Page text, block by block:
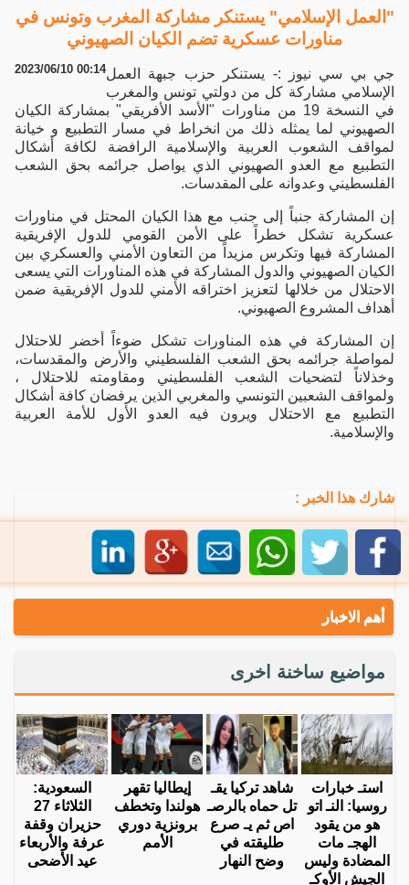
"العمل الإسلامي" يستنكر مشاركة المغرب وتونس في
مناورات عسكرية تضم الكيان الصهيوني
2023/06/10 00:14جي بي سي نيوز :- يستنكر حزب جبهة العمل
الإسلامي مشاركة كل من دولتي تونس والمغرب
في النسخة 19 من مناورات "الأسد الأفريقي" بمشاركة الكيان
الصهيوني لما يمثله ذلك من انخراط في مسار التطبيع و خيانة
لمواقف الشعوب العربية والإسلامية ‏الرافضة لكافة أشكال
التطبيع مع العدو الصهيوني الذي يواصل جرائمه بحق الشعب
الفلسطيني وعدوانه على المقدسات.
إن المشاركة جنباً إلى جنب مع هذا الكيان المحتل في مناورات
عسكرية تشكل خطراً على الأمن القومي للدول الإفريقية
المشاركة فيها وتكرس مزيداً من التعاون الأمني والعسكري بين
الكيان الصهيوني والدول المشاركة في هذه المناورات التي يسعى
الاحتلال من خلالها لتعزيز اختراقه الأمني للدول الإفريقية ضمن
أهداف المشروع الصهيوني.
إن المشاركة في هذه المناورات تشكل ضوءاً أخضر للاحتلال
لمواصلة جرائمه بحق الشعب الفلسطيني والأرض والمقدسات،
وخذلاناً لتضحيات الشعب الفلسطيني ومقاومته للاحتلال ،
ولمواقف الشعبين التونسي والمغربي الذين يرفضان كافة أشكال
التطبيع مع الاحتلال ويرون فيه العدو الأول للأمة العربية
والإسلامية.
شارك هذا الخبر :
أهم الاخبار
مواضيع ساخنة اخرى
استـ خبارات
روسيا: النـ اتو
هو من يقود
الهجـ مات
المضادة وليس
الجيش الأوكـ
شاهد تركيا يقـ
تل حماه بالرصـ
اص ثم يـ صرع
طليقته في
وضح النهار
إيطاليا تقهر
هولندا وتخطف
برونزية دوري
الأمم
السعودية:
الثلاثاء 27
حزيران وقفة
عرفة والأربعاء
عيد الأضحى